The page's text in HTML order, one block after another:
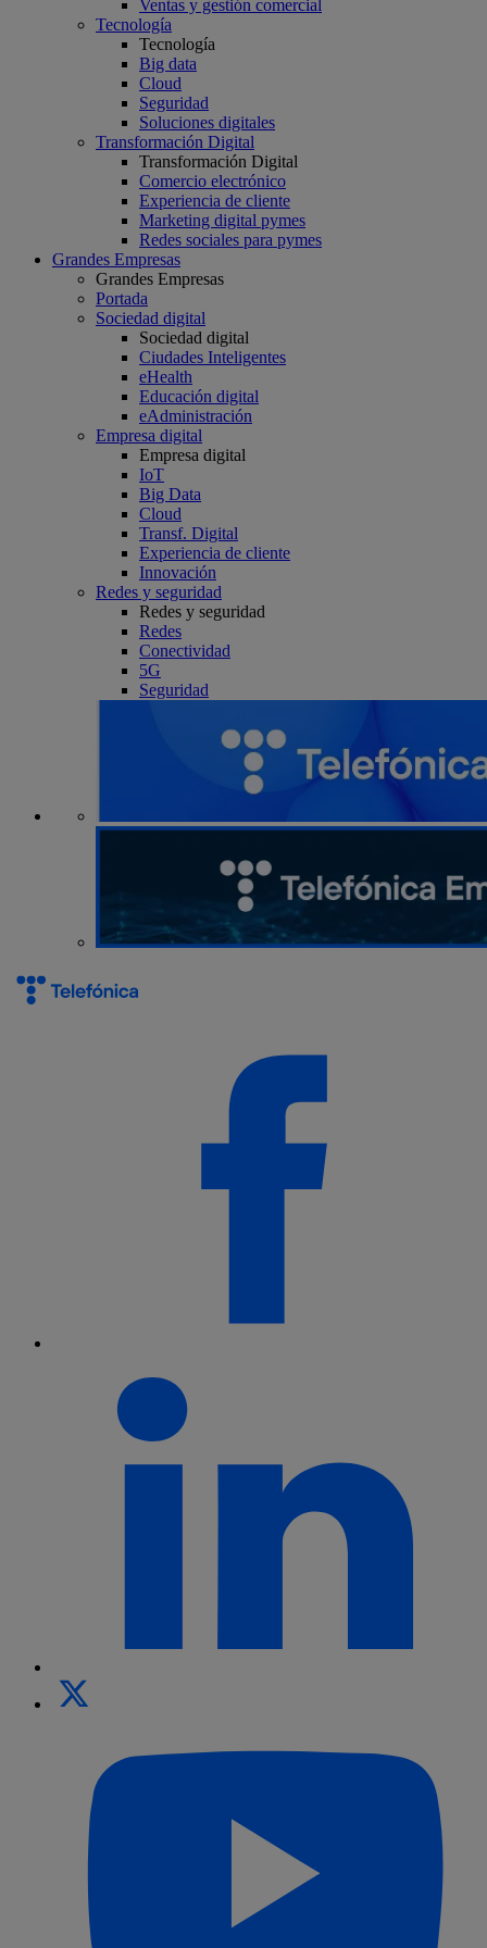
Ventas y gestión comercial
Tecnología
Tecnología
Big data
Cloud
Seguridad
Soluciones digitales
Transformación Digital
Transformación Digital
Comercio electrónico
Experiencia de cliente
Marketing digital pymes
Redes sociales para pymes
Grandes Empresas
Grandes Empresas
Portada
Sociedad digital
Sociedad digital
Ciudades Inteligentes
eHealth
Educación digital
eAdministración
Empresa digital
Empresa digital
IoT
Big Data
Cloud
Transf. Digital
Experiencia de cliente
Innovación
Redes y seguridad
Redes y seguridad
Redes
Conectividad
5G
Seguridad